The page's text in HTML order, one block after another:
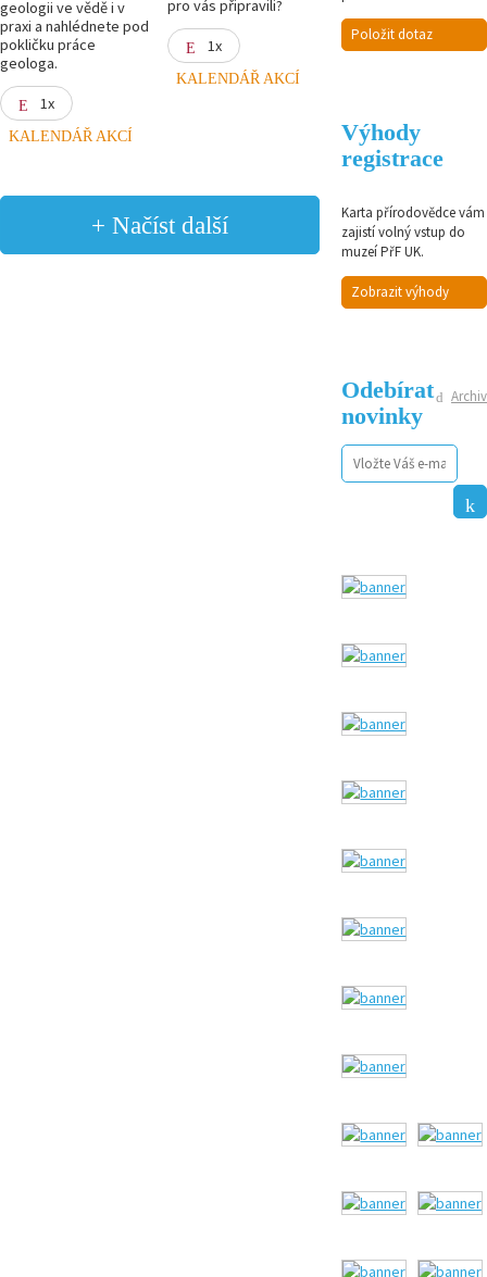
geologii ve vědě i v
praxi a nahlédnete pod
pokličku práce
geologa.
1x
KALENDÁŘ AKCÍ
pro vás připravili?
1x
KALENDÁŘ AKCÍ
+ Načíst další
Položit dotaz
Výhody
registrace
Karta přírodovědce vám
zajistí volný vstup do
muzeí PřF UK.
Zobrazit výhody
Archiv
Odebírat
novinky